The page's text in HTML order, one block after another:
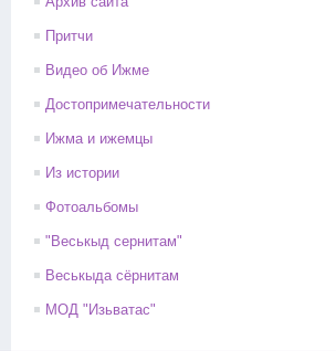
Притчи
Видео об Ижме
Достопримечательности
Ижма и ижемцы
Из истории
Фотоальбомы
"Веськыд сернитам"
Веськыда сёрнитам
МОД "Изьватас"